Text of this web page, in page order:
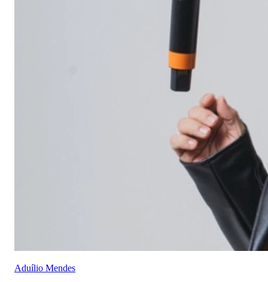
Aduílio Mendes